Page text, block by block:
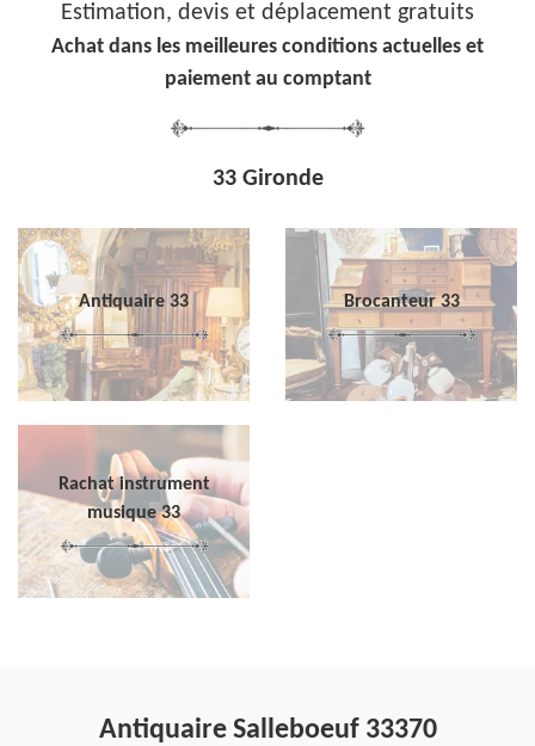
Estimation, devis et déplacement gratuits
Achat dans les meilleures conditions actuelles et
paiement au comptant
33 Gironde
Antiquaire 33 Brocanteur 33
Rachat instrument
musique 33
Antiquaire Salleboeuf 33370